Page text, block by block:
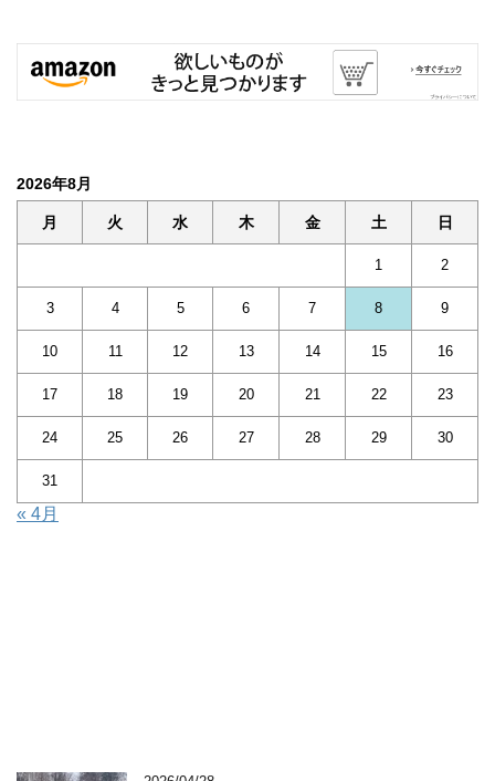
2026年8月
月 火 水 木 金 土 日
1 2
3 4 5 6 7 8 9
10 11 12 13 14 15 16
17 18 19 20 21 22 23
24 25 26 27 28 29 30
31
« 4月